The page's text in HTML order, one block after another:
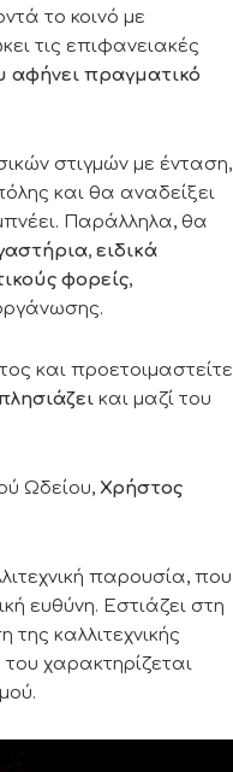
το κοινό με
τις επιφανειακές
αφήνει πραγματικό
στιγμών με ένταση,
και θα αναδείξει
Παράλληλα, θα
, ειδικά
φορείς,
και προετοιμαστείτε
και μαζί του
Ωδείου, Χρήστος
παρουσία, που
ευθύνη. Εστιάζει στη
καλλιτεχνικής
χαρακτηρίζεται